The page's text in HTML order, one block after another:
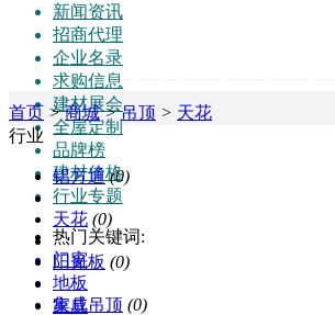
新闻资讯
招商代理
企业名录
求购信息
建材展会
全屋定制
品牌榜
建材价格
行业专题
热门关键词:
门窗
地板
家具
首页 > 商城 > 吊顶 > 天花
行业
铝方通 (0)
天花 (0)
阳光板 (0)
集成吊顶 (0)